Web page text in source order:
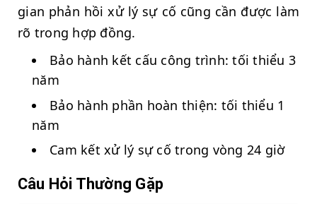
gian phản hồi xử lý sự cố cũng cần được làm
rõ trong hợp đồng.
Bảo hành kết cấu công trình: tối thiểu 3
năm
Bảo hành phần hoàn thiện: tối thiểu 1
năm
Cam kết xử lý sự cố trong vòng 24 giờ
Câu Hỏi Thường Gặp